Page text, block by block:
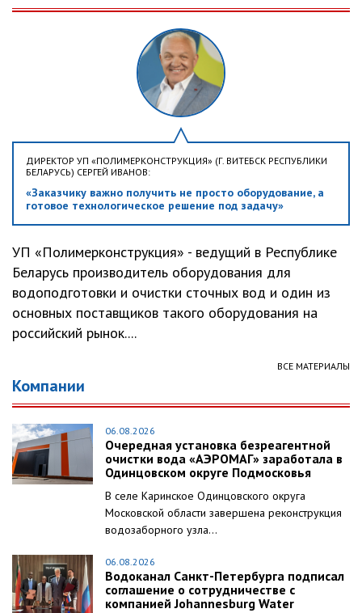
ДИРЕКТОР УП «ПОЛИМЕРКОНСТРУКЦИЯ» (Г. ВИТЕБСК РЕСПУБЛИКИ
БЕЛАРУСЬ) СЕРГЕЙ ИВАНОВ:
«Заказчику важно получить не просто оборудование, а
готовое технологическое решение под задачу»
УП «Полимерконструкция» - ведущий в Республике
Беларусь производитель оборудования для
водоподготовки и очистки сточных вод и один из
основных поставщиков такого оборудования на
российский рынок....
ВСЕ МАТЕРИАЛЫ
Компании
06.08.2026
Очередная установка безреагентной
очистки вода «АЭРОМАГ» заработала в
Одинцовском округе Подмосковья
В селе Каринское Одинцовского округа
Московской области завершена реконструкция
водозаборного узла...
06.08.2026
Водоканал Санкт-Петербурга подписал
соглашение о сотрудничестве с
компанией Johannesburg Water